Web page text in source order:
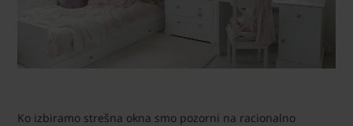
Ko izbiramo strešna okna smo pozorni na racionalno